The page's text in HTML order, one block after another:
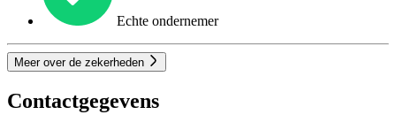
Echte ondernemer
Meer over de zekerheden
Contactgegevens